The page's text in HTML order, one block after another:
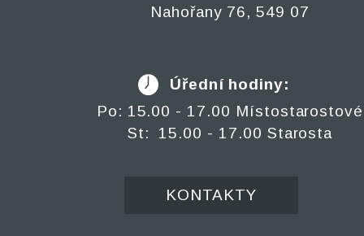
Nahořany 76, 549 07
Úřední hodiny:
Po: 15.00 - 17.00 Místostarostové
St: 15.00 - 17.00 Starosta
KONTAKTY